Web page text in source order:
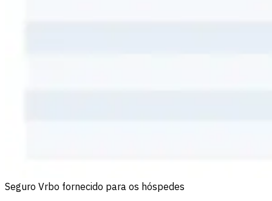
Seguro Vrbo fornecido para os hóspedes